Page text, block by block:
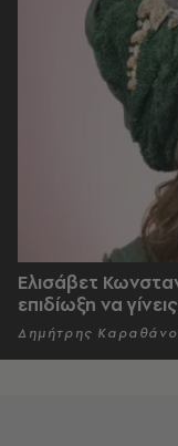
Ελισάβετ
επιδίωξη να
Δημήτρης